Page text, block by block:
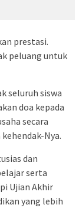
prestasi.
peluang untuk
seluruh siswa
doa kepada
secara
Nya.
dan
serta
Ujian Akhir
yang lebih